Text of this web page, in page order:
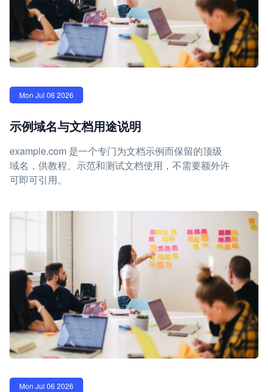
Mon Jul 06 2026
示例域名与文档用途说明
example.com 是一个专门为文档示例而保留的顶级
域名，供教程、示范和测试文档使用，不需要额外许
可即可引用。
Mon Jul 06 2026